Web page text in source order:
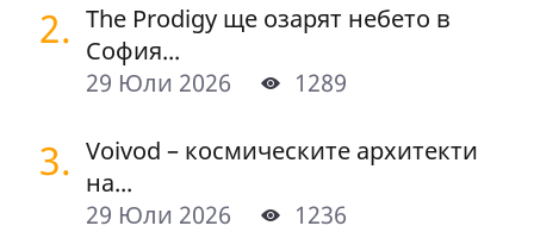
2. The Prodigy ще озарят небето в
София...
29 Юли 2026
1289
3. Voivod – космическите архитекти
на...
29 Юли 2026
1236